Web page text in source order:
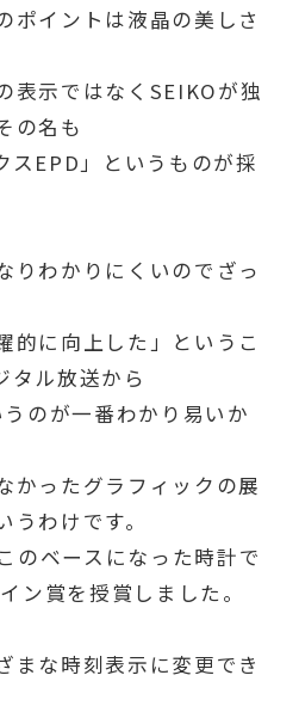
イントは液晶の美しさ
表示ではなくSEIKOが独
の名も
スEPD」というものが採
りわかりにくいのでざっ
的に向上した」というこ
タル放送から
のが一番わかり易いか
かったグラフィックの展
わけです。
のベースになった時計で
ン賞を授賞しました。
な時刻表示に変更でき